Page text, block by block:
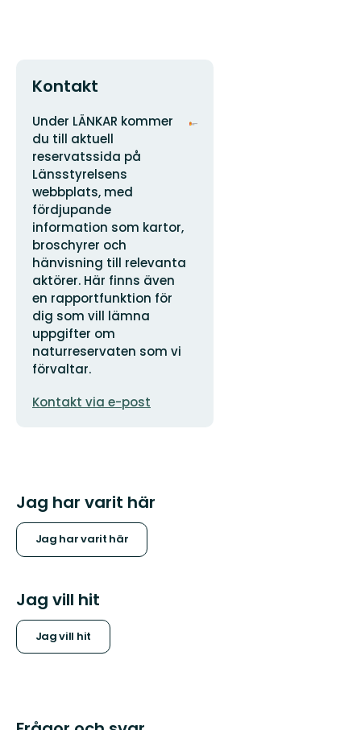
Kontakt
Adress
Under LÄNKAR kommer
du till aktuell
reservatssida på
Länsstyrelsens
webbplats, med
fördjupande
information som kartor,
broschyrer och
hänvisning till relevanta
aktörer. Här finns även
en rapportfunktion för
dig som vill lämna
uppgifter om
naturreservaten som vi
förvaltar.
postadress
Kontakt via e-post
Organisationens
Jag har varit här
Jag har varit här
Jag vill hit
Jag vill hit